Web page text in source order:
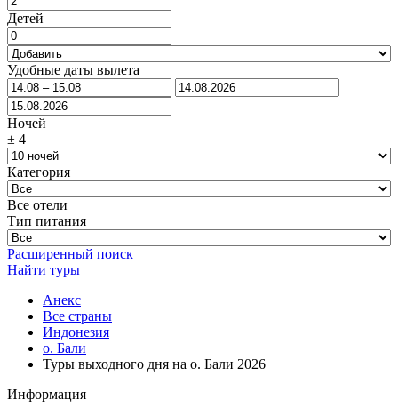
Детей
Удобные даты вылета
Ночей
± 4
Категория
Все отели
Тип питания
Расширенный поиск
Найти туры
Анекс
Все страны
Индонезия
о. Бали
Туры выходного дня на о. Бали 2026
Информация